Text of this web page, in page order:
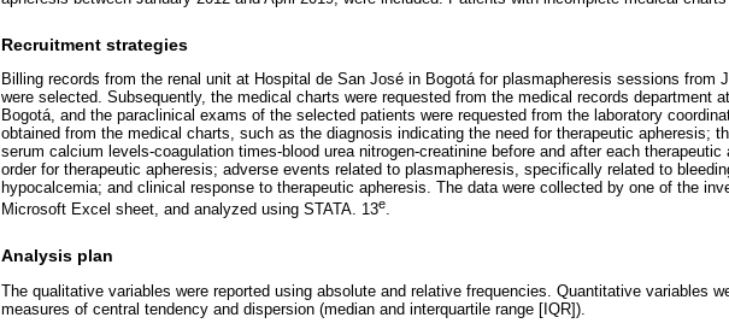
Recruitment strategies
Billing records from the renal unit at Hospital de San José in Bogotá for plasmapheresis sessions from
were selected. Subsequently, the medical charts were requested from the medical records department
Bogotá, and the paraclinical exams of the selected patients were requested from the laboratory
obtained from the medical charts, such as the diagnosis indicating the need for therapeutic apheresis;
serum calcium levels-coagulation times-blood urea nitrogen-creatinine before and after each
order for therapeutic apheresis; adverse events related to plasmapheresis, specifically related to
hypocalcemia; and clinical response to therapeutic apheresis. The data were collected by one of the
Microsoft Excel sheet, and analyzed using STATA. 13e.
Analysis plan
The qualitative variables were reported using absolute and relative frequencies. Quantitative variables
measures of central tendency and dispersion (median and interquartile range [IQR]).